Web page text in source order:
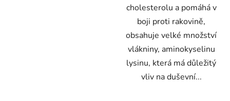
cholesterolu a pomáhá v
boji proti rakovině,
obsahuje velké množství
vlákniny, aminokyselinu
lysinu, která má důležitý
vliv na duševní...